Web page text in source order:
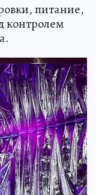
питание,
контролем